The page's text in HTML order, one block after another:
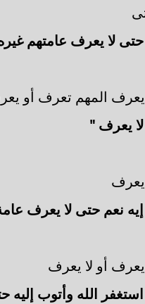
لا يعرف عامتهم
يعرف المهم تعرف أو
يعرف "
يعرف
نعم حتى لا يعرف
يعرف أو لا يعرف
الله وأتوب إليه